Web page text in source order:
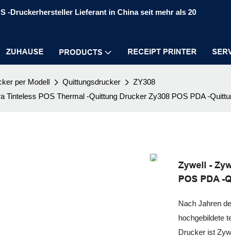
-Druckerhersteller Lieferant in China seit mehr als 20
ZUHAUSE PRODUCTS RECEIPT PRINTER
per Modell Quittungsdrucker
ZY308
Tinteless POS Thermal -Quittung Drucker Zy308 POS PDA -
Zywell -
POS PDA -
Nach Jahren
hochgebildete
Drucker ist